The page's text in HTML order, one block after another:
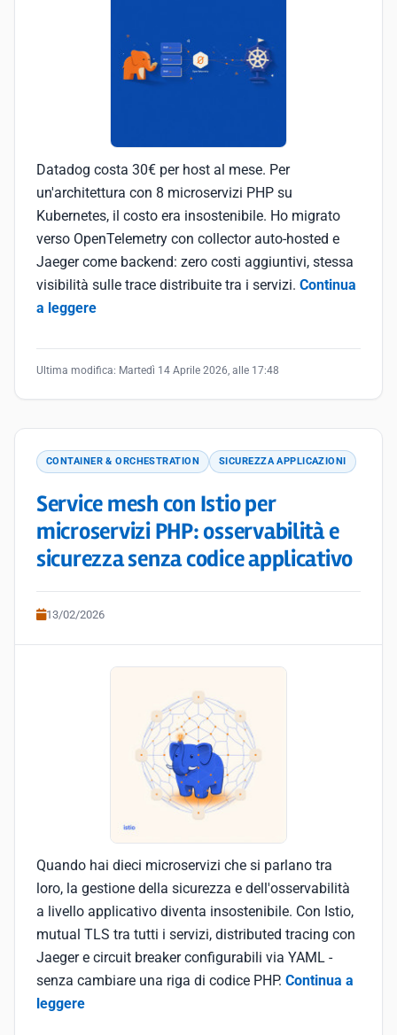
Datadog costa 30€ per host al mese. Per
un'architettura con 8 microservizi PHP su
Kubernetes, il costo era insostenibile. Ho migrato
verso OpenTelemetry con collector auto-hosted e
Jaeger come backend: zero costi aggiuntivi, stessa
visibilità sulle trace distribuite tra i servizi. Continua
a leggere
Ultima modifica: Martedì 14 Aprile 2026, alle 17:48
CONTAINER & ORCHESTRATION SICUREZZA APPLICAZIONI
Service mesh con Istio per
microservizi PHP: osservabilità e
sicurezza senza codice applicativo
13/02/2026
Quando hai dieci microservizi che si parlano tra
loro, la gestione della sicurezza e dell'osservabilità
a livello applicativo diventa insostenibile. Con Istio,
mutual TLS tra tutti i servizi, distributed tracing con
Jaeger e circuit breaker configurabili via YAML -
senza cambiare una riga di codice PHP. Continua a
leggere